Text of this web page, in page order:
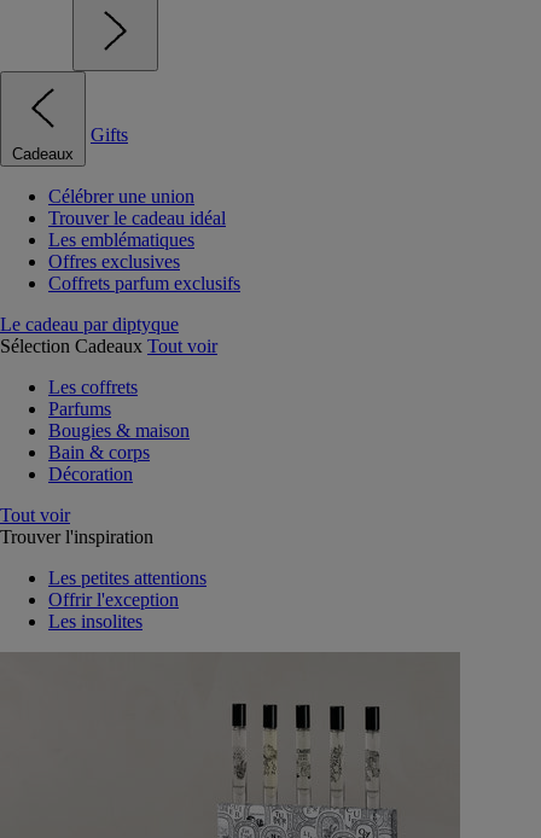
Cadeaux
Gifts
Célébrer une union
Trouver le cadeau idéal
Les emblématiques
Offres exclusives
Coffrets parfum exclusifs
Le cadeau par diptyque
Sélection Cadeaux Tout voir
Les coffrets
Parfums
Bougies & maison
Bain & corps
Décoration
Tout voir
Trouver l'inspiration
Les petites attentions
Offrir l'exception
Les insolites